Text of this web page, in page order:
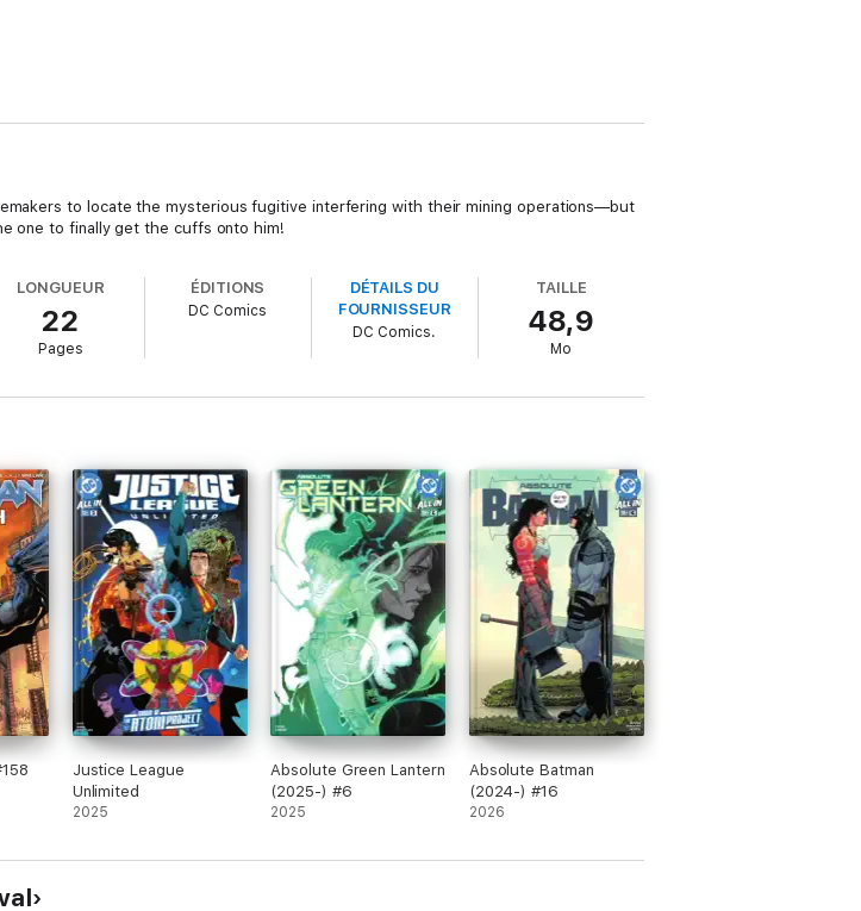
to locate the mysterious fugitive interfering with their mining operations—but
one to finally get the cuffs onto him!
LONGUEUR
22
Pages
ÉDITIONS
DC Comics
DÉTAILS DU
FOURNISSEUR
DC Comics.
TAILLE
48,9
Mo
Justice League
Unlimited
2025
Absolute Green Lantern
(2025-) #6
2025
Absolute Batman
(2024-) #16
2026